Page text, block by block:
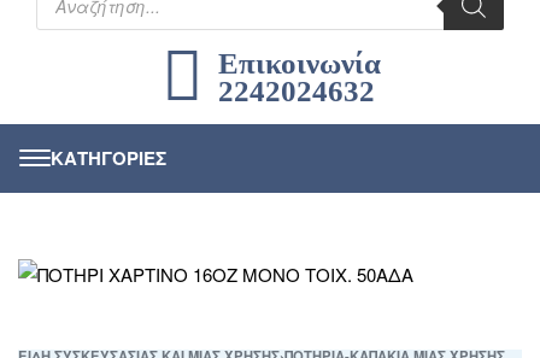
Επικοινωνία
2242024632